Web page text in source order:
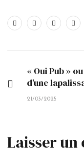
« Oui Pub »
d’une
21/03/2025
Laisser